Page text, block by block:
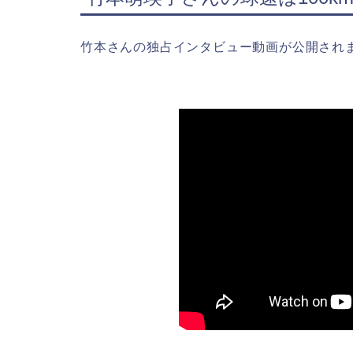
竹本さんの独占インタビュー動画が公開され